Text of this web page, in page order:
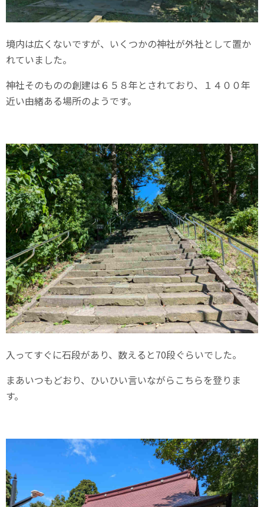
境内は広くないですが、いくつかの神社が外社として置か
れていました。
神社そのものの創建は６５８年とされており、１４００年
近い由緒ある場所のようです。
入ってすぐに石段があり、数えると70段ぐらいでした。
まあいつもどおり、ひいひい言いながらこちらを登りま
す。